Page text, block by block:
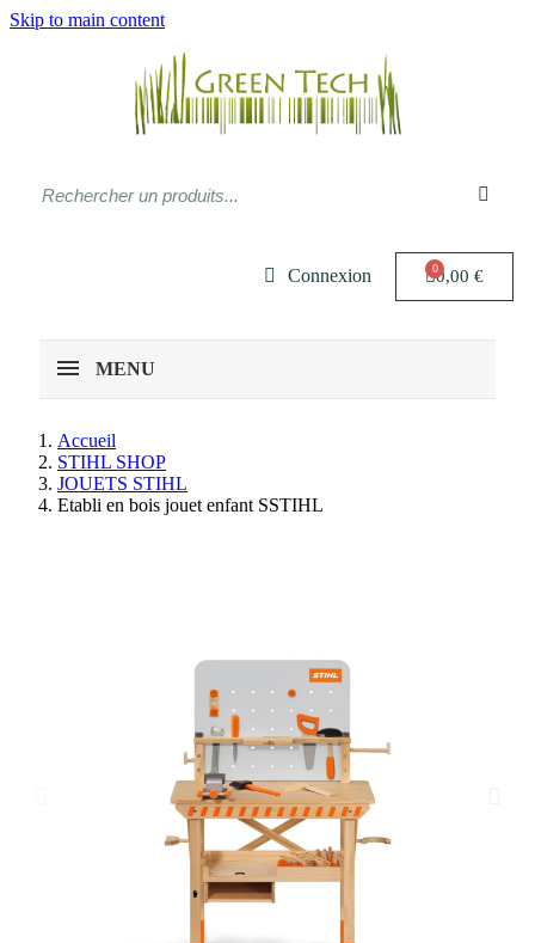
Skip to main content
Connexion 0,00 €
MENU
Accueil
STIHL SHOP
JOUETS STIHL
Etabli en bois jouet enfant SSTIHL